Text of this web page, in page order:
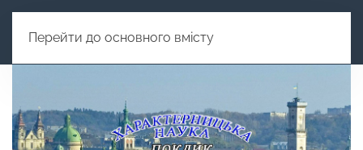
Перейти до основного вмісту